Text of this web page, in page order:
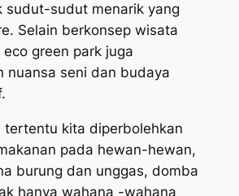
sudut-sudut menarik yang
Selain berkonsep wisata
green park juga
nuansa seni dan budaya
tertentu kita diperbolehkan
pada hewan-hewan,
burung dan unggas, domba
hanya wahana -wahana